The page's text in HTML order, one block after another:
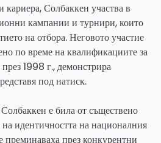
Солбаккен участва в
кампании и турнири, които
на отбора. Неговото участие
по време на квалификациите за
1998 г., демонстрира
под натиск.
е била от съществено
идентичността на националния
преминаваха през конкурентни